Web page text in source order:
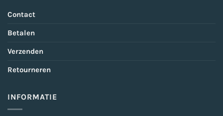
Contact
Betalen
Verzenden
Retourneren
INFORMATIE